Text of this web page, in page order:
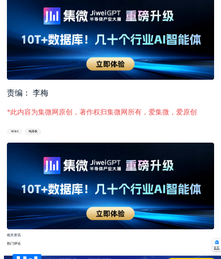
责编： 李梅
*此内容为集微网原创，著作权归集微网所有，爱集微，爱原创
AT&S 电路板
相关资讯
热门评论
首页